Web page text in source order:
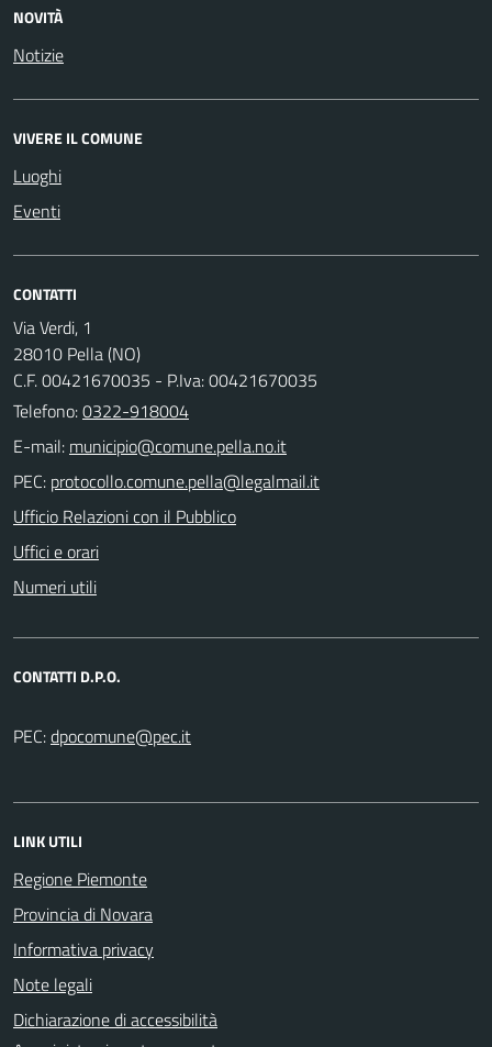
NOVITÀ
Notizie
VIVERE IL COMUNE
Luoghi
Eventi
CONTATTI
Via Verdi, 1
28010 Pella (NO)
C.F. 00421670035 - P.Iva: 00421670035
Telefono:0322-918004
E-mail:
PEC:
Ufficio Relazioni con il Pubblico
Uffici e orari
Numeri utili
CONTATTI D.P.O.
PEC:
LINK UTILI
Regione Piemonte
Provincia di Novara
Informativa privacy
Note legali
Dichiarazione di accessibilità